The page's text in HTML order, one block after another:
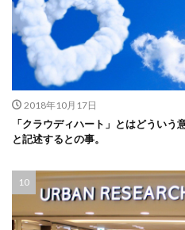
2018年10月17日
「クラウディハート」とはどういう
と記述するとの事。